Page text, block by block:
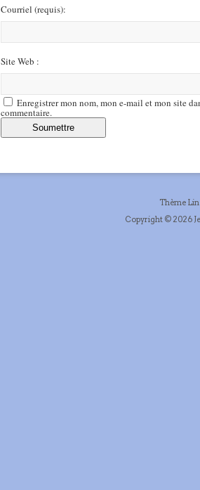
Courriel (requis):
Site Web :
Enregistrer mon nom, mon e-mail et mon site
commentaire.
Thème
Copyright © 2026